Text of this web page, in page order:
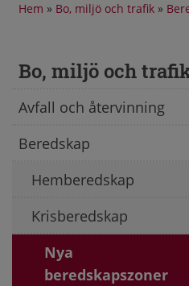
Hem » Bo, miljö och trafik »
Bo, miljö och
Avfall och återvinning
Beredskap
Hemberedskap
Krisberedskap
Nya
beredskapszoner